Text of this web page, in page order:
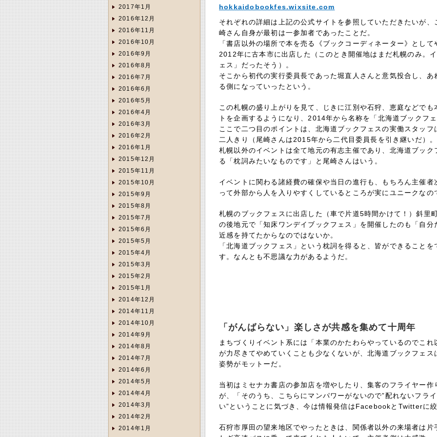
hokkaidobookfes.wixsite.com
それぞれの詳細は上記の公式サイトを参照していただきたいが
崎さん自身が最初は一参加者であったことだ。
「書店以外の場所で本を売る《ブックコーディネーター》とし
2012年に古本市に出店した（このとき開催地はまだ札幌のみ。
ェス」だったそう）。
そこから初代の実行委員長であった堀直人さんと意気投合し、
る側になっていったという。
この札幌の盛り上がりを見て、じきに江別や石狩、恵庭などで
トを企画するようになり、2014年から名称を「北海道ブックフ
ここで二つ目のポイントは、北海道ブックフェスの実働スタッ
二人きり（尾崎さんは2015年から二代目委員長を引き継いだ）。
札幌以外のイベントは全て地元の有志主催であり、北海道ブッ
る「枕詞みたいなものです」と尾崎さんはいう。
イベントに関わる諸経費の確保や当日の進行も、もちろん主催
って外部から人を入りやすくしているところが実にユニークなの
札幌のブックフェスに出店した（車で片道5時間かけて！）斜里
の後地元で「知床ワンデイブックフェス」を開催したのも「自
近感を持てたからなのではないか。
「北海道ブックフェス」という枕詞を得ると、皆ができること
す。なんとも不思議な力があるようだ。
「がんばらない」楽しさが共感を集めて十周年
まちづくりイベント系には「本業のかたわらやっているのでこ
が力尽きてやめていくことも少なくないが、北海道ブックフェ
姿勢がモットーだ。
当初はミセナカ書店の参加店を増やしたり、集客のフライヤー
が、「そのうち、こちらにマンパワーがないので”配れないフラ
い”ということに気づき、今は情報発信はFacebookとTwitterに
石狩市厚田の望来地区でやったときは、関係者以外の来場者は
2017年1月
2016年12月
2016年11月
2016年10月
2016年9月
2016年8月
2016年7月
2016年6月
2016年5月
2016年4月
2016年3月
2016年2月
2016年1月
2015年12月
2015年11月
2015年10月
2015年9月
2015年8月
2015年7月
2015年6月
2015年5月
2015年4月
2015年3月
2015年2月
2015年1月
2014年12月
2014年11月
2014年10月
2014年9月
2014年8月
2014年7月
2014年6月
2014年5月
2014年4月
2014年3月
2014年2月
2014年1月